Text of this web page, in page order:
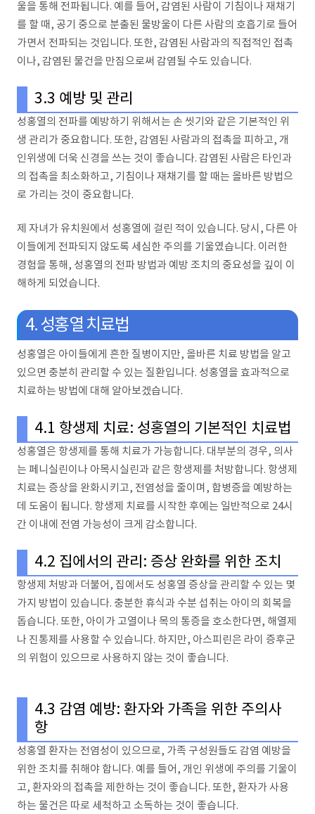
울을 통해 전파됩니다. 예를 들어, 감염된 사람이 기침이나 재채기
를 할 때, 공기 중으로 분출된 물방울이 다른 사람의 호흡기로 들어
가면서 전파되는 것입니다. 또한, 감염된 사람과의 직접적인 접촉
이나, 감염된 물건을 만짐으로써 감염될 수도 있습니다.
3.3 예방 및 관리
성홍열의 전파를 예방하기 위해서는 손 씻기와 같은 기본적인 위
생 관리가 중요합니다. 또한, 감염된 사람과의 접촉을 피하고, 개
인위생에 더욱 신경을 쓰는 것이 좋습니다. 감염된 사람은 타인과
의 접촉을 최소화하고, 기침이나 재채기를 할 때는 올바른 방법으
로 가리는 것이 중요합니다.
제 자녀가 유치원에서 성홍열에 걸린 적이 있습니다. 당시, 다른 아
이들에게 전파되지 않도록 세심한 주의를 기울였습니다. 이러한
경험을 통해, 성홍열의 전파 방법과 예방 조치의 중요성을 깊이 이
해하게 되었습니다.
4. 성홍열 치료법
성홍열은 아이들에게 흔한 질병이지만, 올바른 치료 방법을 알고
있으면 충분히 관리할 수 있는 질환입니다. 성홍열을 효과적으로
치료하는 방법에 대해 알아보겠습니다.
4.1 항생제 치료: 성홍열의 기본적인 치료법
성홍열은 항생제를 통해 치료가 가능합니다. 대부분의 경우, 의사
는 페니실린이나 아목시실린과 같은 항생제를 처방합니다. 항생제
치료는 증상을 완화시키고, 전염성을 줄이며, 합병증을 예방하는
데 도움이 됩니다. 항생제 치료를 시작한 후에는 일반적으로 24시
간 이내에 전염 가능성이 크게 감소합니다.
4.2 집에서의 관리: 증상 완화를 위한 조치
항생제 처방과 더불어, 집에서도 성홍열 증상을 관리할 수 있는 몇
가지 방법이 있습니다. 충분한 휴식과 수분 섭취는 아이의 회복을
돕습니다. 또한, 아이가 고열이나 목의 통증을 호소한다면, 해열제
나 진통제를 사용할 수 있습니다. 하지만, 아스피린은 라이 증후군
의 위험이 있으므로 사용하지 않는 것이 좋습니다.
4.3 감염 예방: 환자와 가족을 위한 주의사
항
성홍열 환자는 전염성이 있으므로, 가족 구성원들도 감염 예방을
위한 조치를 취해야 합니다. 예를 들어, 개인 위생에 주의를 기울이
고, 환자와의 접촉을 제한하는 것이 좋습니다. 또한, 환자가 사용
하는 물건은 따로 세척하고 소독하는 것이 좋습니다.